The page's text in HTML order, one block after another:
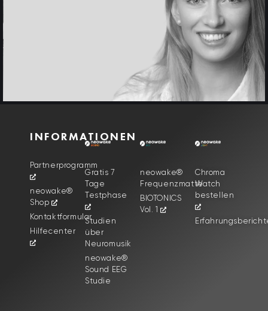
INFORMATIONEN
Partnerprogramm
neowake®
Shop
Kontaktformular
Hilfecenter
Gratis 7
Tage
Testphase
Studien
über
Neuromusik
neowake®
Sound EEG
Studie
neowake®
Frequenzmatte
BIOTONICS
Vol. 1
Chroma
Watch
bestellen